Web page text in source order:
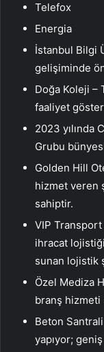
Telefox
Energia
İstanbul Bilgi
gelişiminde
Doğa Koleji –
faaliyet
2023 yılında
Grubu
Golden Hill
hizmet veren
sahiptir.
VIP Transport
ihracat
sunan lojistik
Özel Mediza
branş hizmeti
Beton
yapıyor;